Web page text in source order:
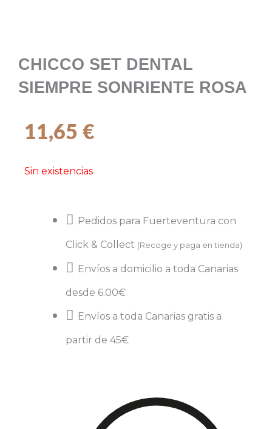
CHICCO SET DENTAL
SIEMPRE SONRIENTE ROSA
11,65 €
Sin existencias
Pedidos para Fuerteventura con
Click & Collect (Recoge y paga en tienda)
Envíos a domicilio a toda Canarias
desde 6.00€
Envíos a toda Canarias gratis a
partir de 45€